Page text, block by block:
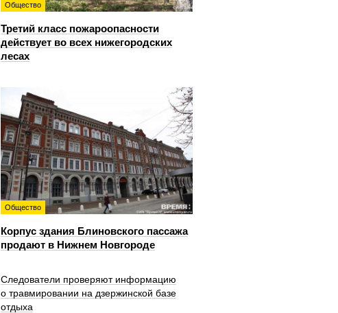
Общество
Третий класс пожароопасности
действует во всех нижегородских
лесах
Общество
Корпус здания Блиновского пассажа
продают в Нижнем Новгороде
Следователи проверяют информацию
о травмировании на дзержинской базе
отдыха